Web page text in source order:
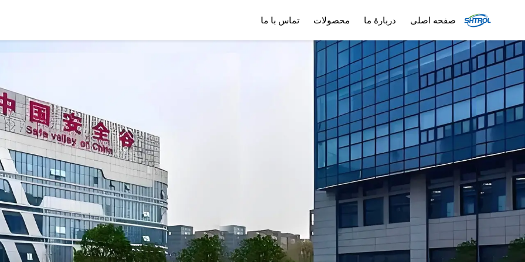
صفحه اصلی دربارهٔ ما محصولات تماس با ما